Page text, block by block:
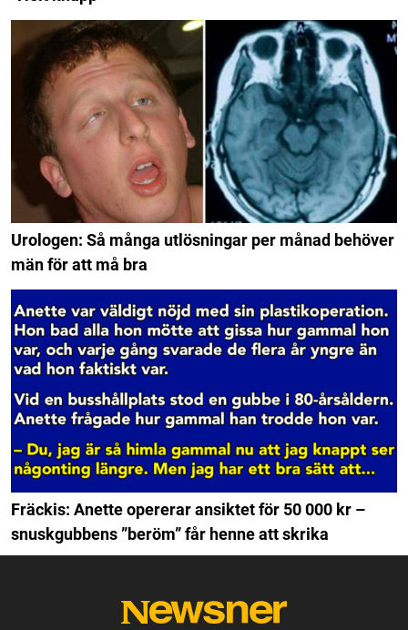
Urologen: Så många utlösningar per månad behöver
män för att må bra
Fräckis: Anette opererar ansiktet för 50 000 kr –
snuskgubbens ”beröm” får henne att skrika